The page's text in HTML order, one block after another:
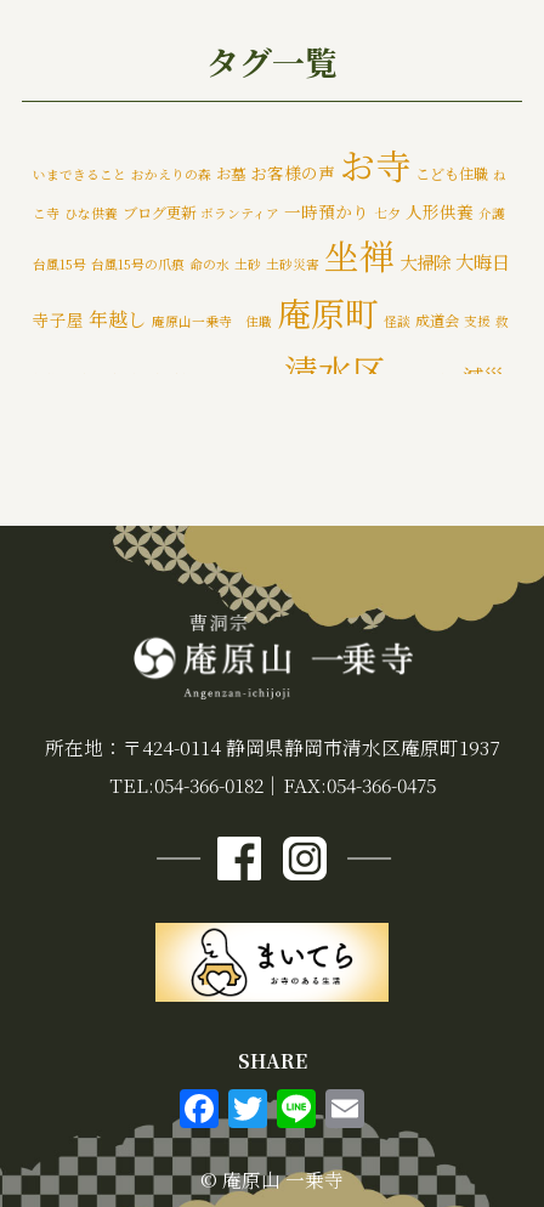
メディア情報
(5)
タグ一覧
いまできること おかえりの森 お墓 お客様の声 お寺 こども住職 ね
こ寺 ひな供養 ブログ更新 ボランティア 一時預かり 七夕 人形供養 介護
台風15号 台風15号の爪痕 命の水 土砂 土砂災害 坐禅 大掃除 大晦日
寺子屋 年越し 庵原山一乗寺 住職 庵原町 怪談 成道会 支援 救
清水区 減災
所在地：〒424-0114 静岡県静岡市清水区庵原町1937
TEL:054-366-0182｜ FAX:054-366-0475
SHARE
F
a
c
T
w
it
Li
n
e
m
ai
© 庵原山 一乗寺